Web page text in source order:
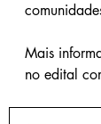
Mais
no edital